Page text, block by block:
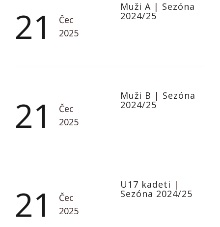
21
Čec
2025
Muži A | Sezóna
2024/25
21
Čec
2025
Muži B | Sezóna
2024/25
21
Čec
2025
U17 kadeti |
Sezóna 2024/25